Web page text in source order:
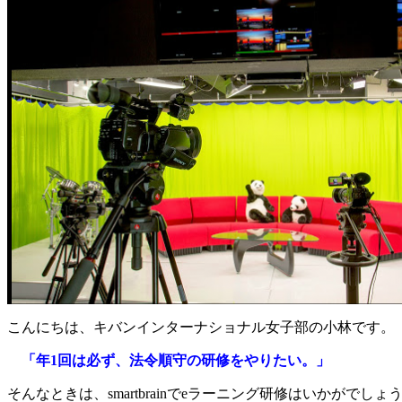
こんにちは、キバンインターナショナル女子部の小林です。
「年1回は必ず、法令順守の研修をやりたい。」
そんなときは、smartbrainでeラーニング研修はいかがでしょ